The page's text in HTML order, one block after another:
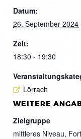
Datum:
26. September 2024
Zeit:
18:30 - 19:30
Lörrach
WEITERE
Zielgruppe
mittleres Niveau,